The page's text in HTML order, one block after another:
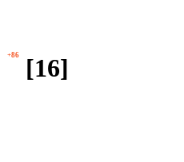
+86 [16]